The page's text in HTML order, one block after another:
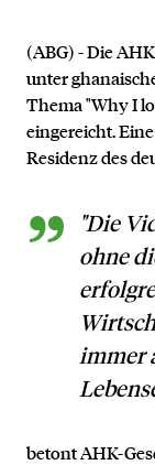
(ABG) - Die
unter
Thema "Why I
eingereicht.
Residenz des
"Die
ohne
immer
betont AHK-